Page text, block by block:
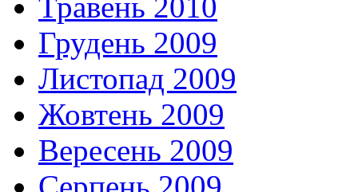
Грудень 2009
Листопад 2009
Жовтень 2009
Вересень 2009